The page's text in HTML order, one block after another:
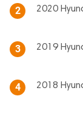
2 2020
3 2019
4 2018